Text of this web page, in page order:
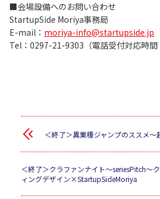
■会場設備へのお問い合わせ
StartupSide Moriya事務局
E-mail： moriya-info@startupside.jp
Tel：0297-21-9303（電話受付対応時間
＜終了＞異業種ジャンプのススメ～
＜終了＞クラファンナイト〜seriesPitch〜
ィングデザイン×StartupSideMoriya